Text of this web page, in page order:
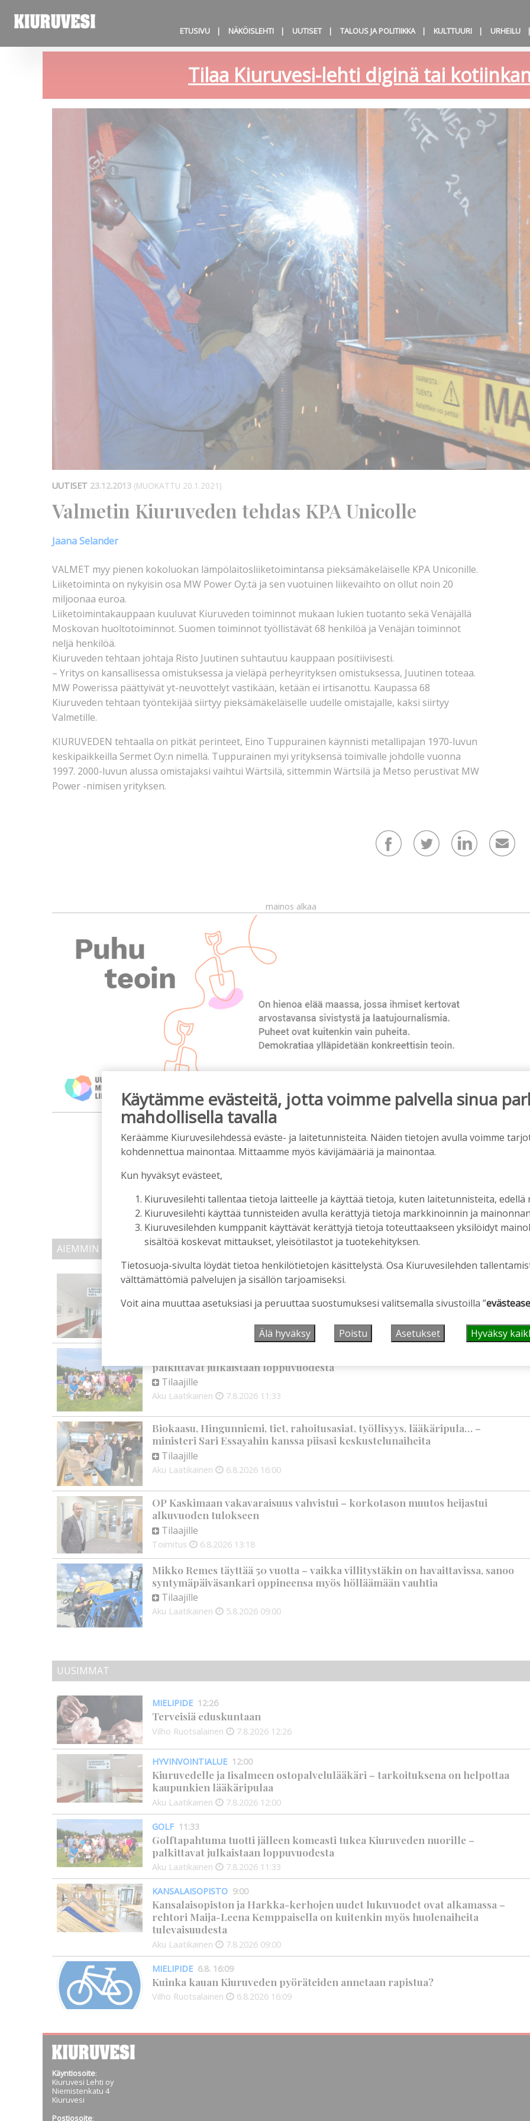
ETUSIVU NÄKÖISLEHTI UUTISET TALOUS JA POLITIIKKA KULTTUURI URHEILU
Tilaa Kiuruvesi-lehti diginä tai
UUTISET 23.12.2013 (MUOKATTU 20.1.2021)
Valmetin Kiuruveden tehdas KPA Unicolle
Jaana Selander
VALMET myy pienen kokoluokan lämpölaitosliiketoimintansa pieksämäkeläiselle KPA Uniconille.
Liiketoiminta on nykyisin osa MW Power Oy:tä ja sen vuotuinen liikevaihto on ollut noin 20
miljoonaa euroa.
Liiketoimintakauppaan kuuluvat Kiuruveden toiminnot mukaan lukien tuotanto sekä Venäjällä
Moskovan huoltotoiminnot. Suomen toiminnot työllistävät 68 henkilöä ja Venäjän toiminnot
neljä henkilöä.
Kiuruveden tehtaan johtaja Risto Juutinen suhtautuu kauppaan positiivisesti.
– Yritys on kansallisessa omistuksessa ja vieläpä perheyrityksen omistuksessa, Juutinen toteaa.
MW Powerissa päättyivät yt-neuvottelyt vastikään, ketään ei irtisanottu. Kaupassa 68
Kiuruveden tehtaan työntekijää siirtyy pieksämäkeläiselle uudelle omistajalle, kaksi siirtyy
Valmetille.
KIURUVEDEN tehtaalla on pitkät perinteet, Eino Tuppurainen käynnisti metallipajan 1970-luvun
keskipaikkeilla Sermet Oy:n nimellä. Tuppurainen myi yrityksensä toimivalle johdolle vuonna
1997. 2000-luvun alussa omistajaksi vaihtui Wärtsilä, sittemmin Wärtsilä ja Metso perustivat MW
Power -nimisen yrityksen.
mainos alkaa
mainos päättyy
AIEMMIN AIHEESTA
Kiuruvedelle ja Iisalmeen ostopalvelulääkäri – tarkoituksena on helpottaa
Tilaajille
palkittavat julkaistaan loppuvuodesta
Tilaajille
Aku Laatikainen 7.8.2026 11:33
Biokaasu, Hingunniemi, tiet, rahoitusasiat, työllisyys, lääkäripula… –
ministeri Sari Essayahin kanssa piisasi keskustelunaiheita
Tilaajille
Aku Laatikainen 6.8.2026 16:00
OP Kaskimaan vakavaraisuus vahvistui – korkotason muutos heijastui
alkuvuoden tulokseen
Tilaajille
Toimitus 6.8.2026 13:18
Mikko Remes täyttää 50 vuotta – vaikka villitystäkin on havaittavissa, sanoo
syntymäpäiväsankari oppineensa myös hölläämään vauhtia
Tilaajille
Aku Laatikainen 5.8.2026 09:00
UUSIMMAT
MIELIPIDE 12:26
Terveisiä eduskuntaan
Vilho Ruotsalainen 7.8.2026 12:26
HYVINVOINTIALUE 12:00
Kiuruvedelle ja Iisalmeen ostopalvelulääkäri – tarkoituksena on helpottaa
kaupunkien lääkäripulaa
Aku Laatikainen 7.8.2026 12:00
GOLF 11:33
Golftapahtuma tuotti jälleen komeasti tukea Kiuruveden nuorille –
palkittavat julkaistaan loppuvuodesta
Aku Laatikainen 7.8.2026 11:33
KANSALAISOPISTO 9:00
Kansalaisopiston ja Harkka-kerhojen uudet lukuvuodet ovat alkamassa –
rehtori Maija-Leena Kemppaisella on kuitenkin myös huolenaiheita
tulevaisuudesta
Aku Laatikainen 7.8.2026 09:00
MIELIPIDE 6.8. 16:09
Kuinka kauan Kiuruveden pyöräteiden annetaan rapistua?
Vilho Ruotsalainen 6.8.2026 16:09
Käyntiosoite:
Kiuruvesi Lehti oy
Niemistenkatu 4
Kiuruvesi
Postiosoite:
Käytämme evästeitä, jotta voimme palvella sinua
mahdollisella tavalla
Keräämme Kiuruvesilehdessä eväste- ja laitetunnisteita. Näiden tietojen avulla voimme
kohdennettua mainontaa. Mittaamme myös kävijämääriä ja mainontaa.
Kun hyväksyt evästeet,
Kiuruvesilehti tallentaa tietoja laitteelle ja käyttää tietoja, kuten laitetunnisteita,
Kiuruvesilehti käyttää tunnisteiden avulla kerättyjä tietoja markkinoinnin ja
Kiuruvesilehden kumppanit käyttävät kerättyjä tietoja toteuttaakseen yksilöidyt
sisältöä koskevat mittaukset, yleisötilastot ja tuotekehityksen.
Tietosuoja-sivulta löydät tietoa henkilötietojen käsittelystä. Osa Kiuruvesilehden
välttämättömiä palvelujen ja sisällön tarjoamiseksi.
Voit aina muuttaa asetuksiasi ja peruuttaa suostumuksesi valitsemalla sivustoilla ”
Älä hyväksy Poistu Asetukset Hyväksy